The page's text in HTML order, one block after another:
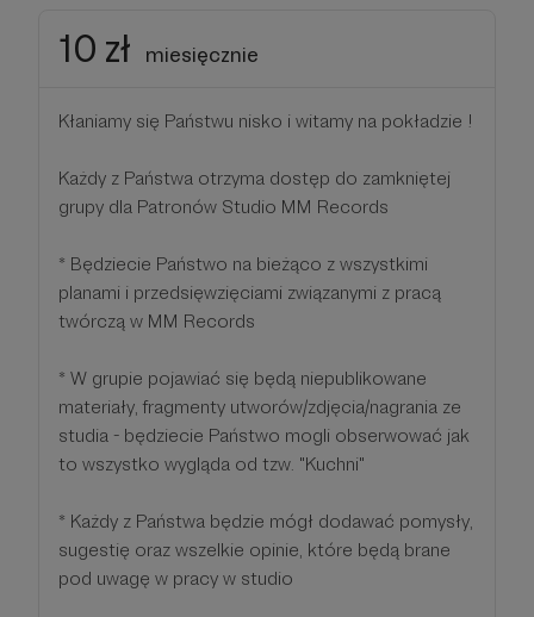
10 zł miesięcznie
Kłaniamy się Państwu nisko i witamy na pokładzie !
Każdy z Państwa otrzyma dostęp do zamkniętej
grupy dla Patronów Studio MM Records
* Będziecie Państwo na bieżąco z wszystkimi
planami i przedsięwzięciami związanymi z pracą
twórczą w MM Records
* W grupie pojawiać się będą niepublikowane
materiały, fragmenty utworów/zdjęcia/nagrania ze
studia - będziecie Państwo mogli obserwować jak
to wszystko wygląda od tzw. "Kuchni"
* Każdy z Państwa będzie mógł dodawać pomysły,
sugestię oraz wszelkie opinie, które będą brane
pod uwagę w pracy w studio